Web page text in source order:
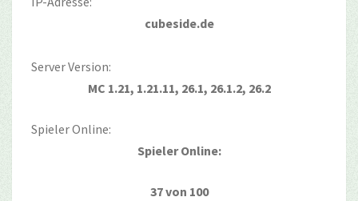
cubeside.de
Server Version:
MC 1.21, 1.21.11, 26.1, 26.1.2, 26.2
Spieler Online:
Spieler Online:
37 von 100